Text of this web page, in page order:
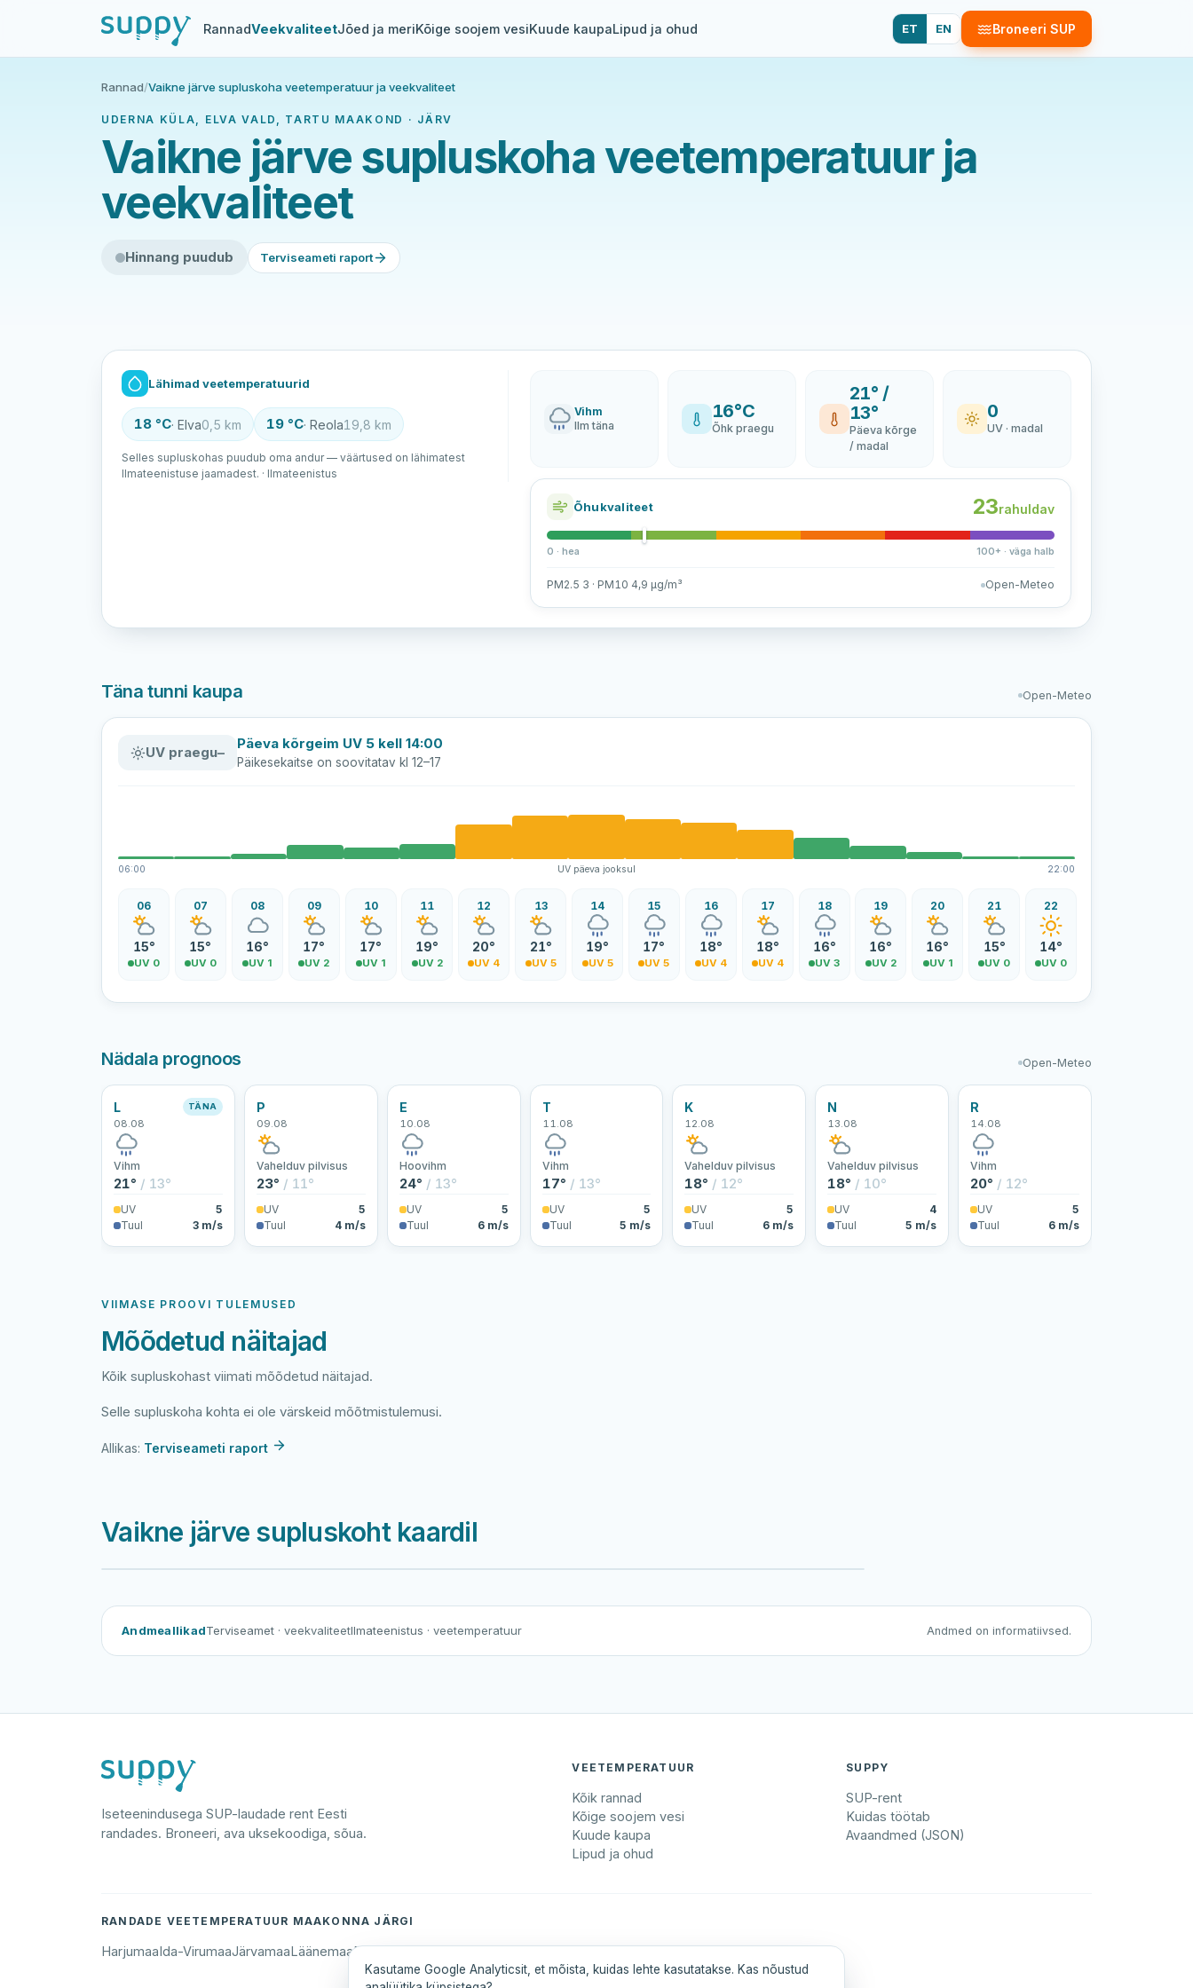
RannadVeekvaliteetJõed ja meriKõige soojem vesiKuude kaupaLipud ja ohud ET EN Broneeri SUP
Rannad/Vaikne järve supluskoha veetemperatuur ja veekvaliteet
UDERNA KÜLA, ELVA VALD, TARTU MAAKOND · JÄRV
Vaikne järve supluskoha veetemperatuur ja
veekvaliteet
Hinnang puudub Terviseameti raport
Lähimad veetemperatuurid
18 °C· Elva0,5 km 19 °C· Reola19,8 km
Selles supluskohas puudub oma andur — väärtused on lähimatest
Ilmateenistuse jaamadest. · Ilmateenistus
Vihm
Ilm täna
16°C
Õhk praegu
21° /
13°
Päeva kõrge
/ madal
0
UV · madal
Õhukvaliteet 23rahuldav
0 · hea 100+ · väga halb
PM2.5 3 · PM10 4,9 µg/m³ Open-Meteo
Täna tunni kaupa Open-Meteo
UV praegu–
Päeva kõrgeim UV 5 kell 14:00
Päikesekaitse on soovitatav kl 12–17
06:00 UV päeva jooksul 22:00
06
15°
UV 0
07
15°
UV 0
08
16°
UV 1
09
17°
UV 2
10
17°
UV 1
11
19°
UV 2
12
20°
UV 4
13
21°
UV 5
14
19°
UV 5
15
17°
UV 5
16
18°
UV 4
17
18°
UV 4
18
16°
UV 3
19
16°
UV 2
20
16°
UV 1
21
15°
UV 0
22
14°
UV 0
Nädala prognoos Open-Meteo
L
08.08
TÄNA
Vihm
21° / 13°
UV
5
Tuul
3 m/s
P
09.08
Vahelduv pilvisus
23° / 11°
UV
5
Tuul
4 m/s
E
10.08
Hoovihm
24° / 13°
UV
5
Tuul
6 m/s
T
11.08
Vihm
17° / 13°
UV
5
Tuul
5 m/s
K
12.08
Vahelduv pilvisus
18° / 12°
UV
5
Tuul
6 m/s
N
13.08
Vahelduv pilvisus
18° / 10°
UV
4
Tuul
5 m/s
R
14.08
Vihm
20° / 12°
UV
5
Tuul
6 m/s
VIIMASE PROOVI TULEMUSED
Mõõdetud näitajad
Kõik supluskohast viimati mõõdetud näitajad.
Selle supluskoha kohta ei ole värskeid mõõtmistulemusi.
Allikas: Terviseameti raport
Vaikne järve supluskoht kaardil
AndmeallikadTerviseamet · veekvaliteetIlmateenistus · veetemperatuur Andmed on informatiivsed.
Iseteenindusega SUP-laudade rent Eesti
randades. Broneeri, ava uksekoodiga, sõua.
VEETEMPERATUUR
Kõik rannad
Kõige soojem vesi
Kuude kaupa
Lipud ja ohud
SUPPY
SUP-rent
Kuidas töötab
Avaandmed (JSON)
RANDADE VEETEMPERATUUR MAAKONNA JÄRGI
HarjumaaIda-VirumaaJärvamaaLäänemaaPõlvamaaPärnumaaSaaremaaTartumaaValgamaa
Kasutame Google Analyticsit, et mõista, kuidas lehte kasutatakse. Kas nõustud